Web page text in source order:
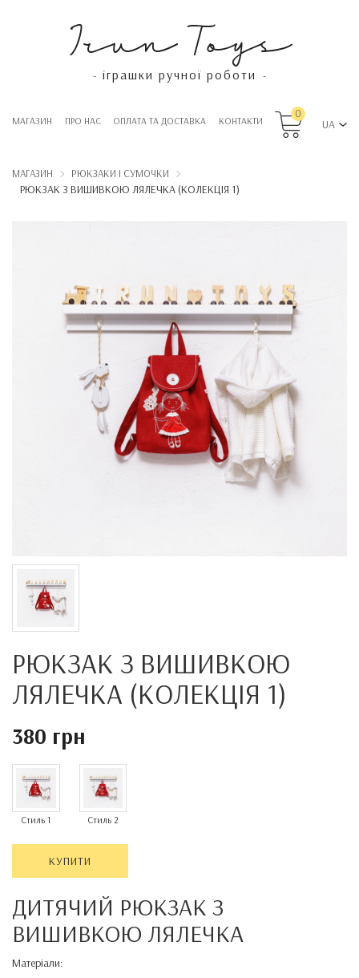
Irun Toys
- іграшки ручної роботи -
МАГАЗИН ПРО НАС OПЛАТА ТА ДОСТАВКА КОНТАКТИ
0
UA
МАГАЗИН РЮКЗАКИ І СУМОЧКИ
РЮКЗАК З ВИШИВКОЮ ЛЯЛЕЧКА (КОЛЕКЦІЯ 1)
РЮКЗАК З ВИШИВКОЮ
ЛЯЛЕЧКА (КОЛЕКЦІЯ 1)
380 грн
Стиль 1 Стиль 2
КУПИТИ
ДИТЯЧИЙ РЮКЗАК З
ВИШИВКОЮ ЛЯЛЕЧКА
Матеріали: